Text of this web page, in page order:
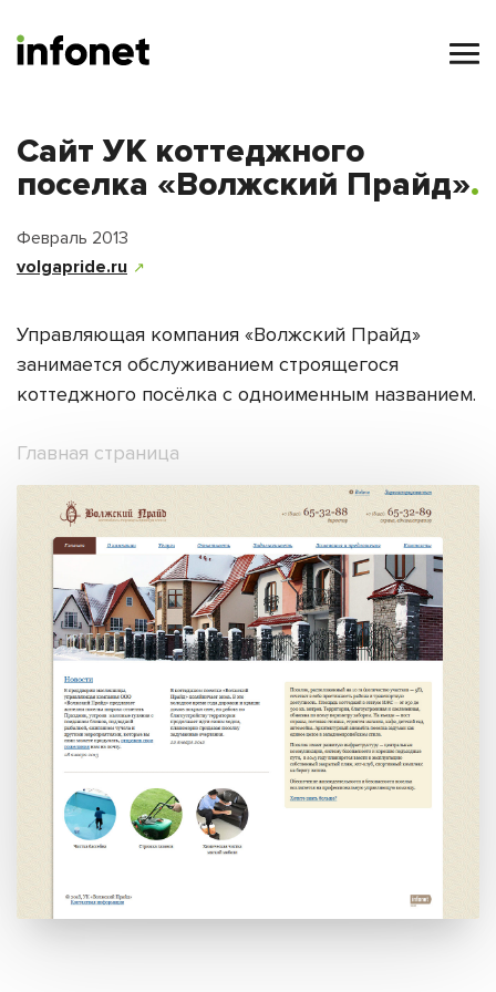
Сайт УК коттеджного
поселка «Волжский Прайд»
Февраль 2013
volgapride.ru ↗
Управляющая компания «Волжский Прайд»
занимается обслуживанием строящегося
коттеджного посёлка с одноименным названием.
Главная страница